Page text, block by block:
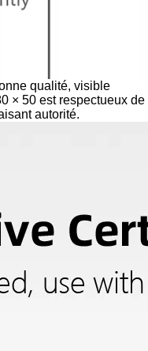
qualité, visible
× 50 est respectueux
autorité.